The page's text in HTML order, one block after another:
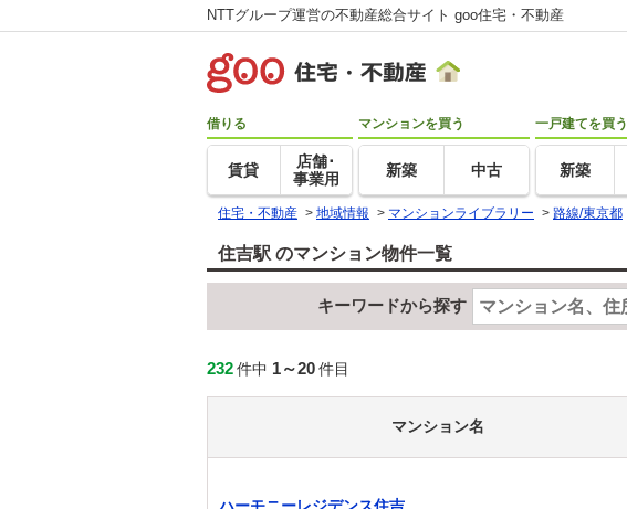
NTTグループ運営の不動産総合サイト goo住宅・不動産
借りる
賃貸
店舗･
事業用
マンションを買う
新築 中古
一戸建てを買う
新築
住宅・不動産 > 地域情報 > マンションライブラリー > 路線/東京都
住吉駅 のマンション物件一覧
キーワードから探す
232件中 1～20件目
マンション名